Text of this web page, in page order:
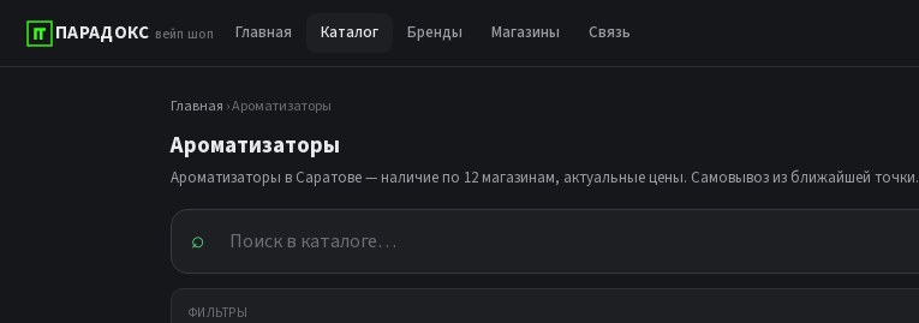
ПАРАДОКС вейп шоп Главная Каталог Бренды Магазины Связь
Главная › Ароматизаторы
Ароматизаторы
Ароматизаторы в Саратове — наличие по 12 магазинам, актуальные цены. Самовывоз из ближайшей точки.
⌕
ФИЛЬТРЫ